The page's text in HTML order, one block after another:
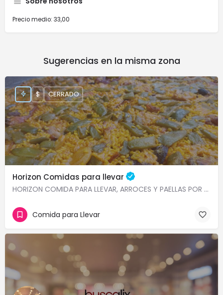
Precio medio: 33,00
Sugerencias en la misma zona
Horizon Comidas para llevar
HORIZON COMIDA PARA LLEVAR, ARROCES Y PAELLAS POR ENCARGO, COMIDA CASERA VALENCIA CENTRO En Horizon…
$ CERRADO
Comida para Llevar